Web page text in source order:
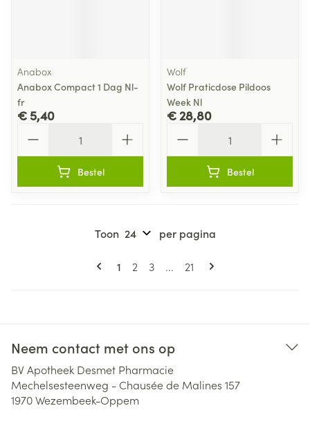
Anabox
Anabox Compact 1 Dag Nl-
fr
€ 5,40
Bestel
Wolf
Wolf Praticdose Pildoos
Week Nl
€ 28,80
Bestel
Pagina's
U lees momenteel pagina
1 Pagina
2 Pagina
3 ... Pagina
21
Toon per pagina
Neem contact met ons op
BV Apotheek Desmet Pharmacie
Mechelsesteenweg - Chausée de Malines 157
1970Wezembeek-Oppem